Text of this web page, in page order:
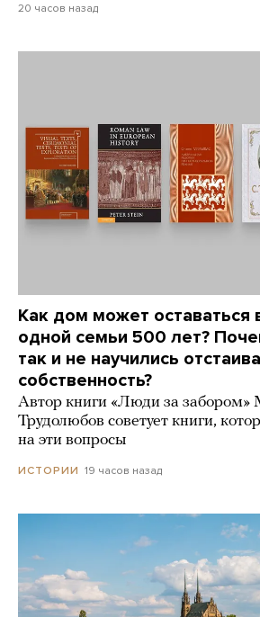
20 часов назад
Как дом может оставаться
одной семьи 500 лет?
так и не научились
собственность?
Автор книги «Люди за забором»
Трудолюбов советует книги,
на эти вопросы
ИСТОРИИ 19 часов назад